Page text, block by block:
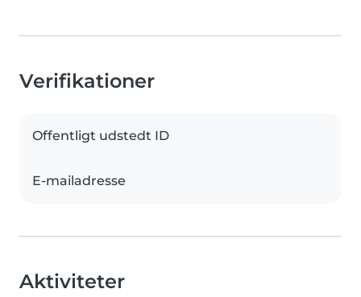
Verifikationer
Offentligt udstedt ID
E-mailadresse
Aktiviteter